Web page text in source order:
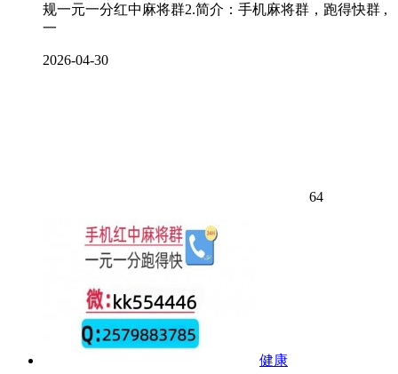
规一元一分红中麻将群2.简介：手机麻将群，跑得快群 ,
一
2026-04-30
64
健康